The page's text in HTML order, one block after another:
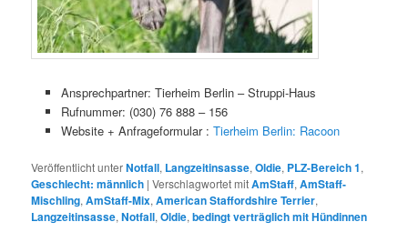
Ansprechpartner: Tierheim Berlin – Struppi-Haus
Rufnummer: (030) 76 888 – 156
Website + Anfrageformular : Tierheim Berlin: Racoon
Veröffentlicht unterNotfall, Langzeitinsasse,Oldie, PLZ-Bereich 1,
Geschlecht: männlich |Verschlagwortet mitAmStaff,AmStaff-
Mischling,AmStaff-Mix,American Staffordshire Terrier,
Langzeitinsasse,Notfall,Oldie,bedingt verträglich mit Hündinnen